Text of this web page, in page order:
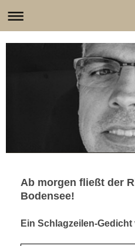
Ab morgen fließt der
Bodensee!
Ein Schlagzeilen-